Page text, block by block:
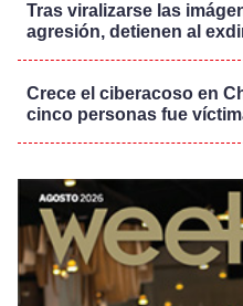
Tras viralizarse las
agresión, detienen al
Crece el ciberacoso en
cinco personas fue